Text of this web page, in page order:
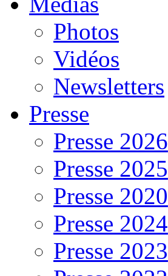
Photos
Vidéos
Newsletters
Presse
Presse 2026
Presse 2025
Presse 2020
Presse 2024
Presse 2023